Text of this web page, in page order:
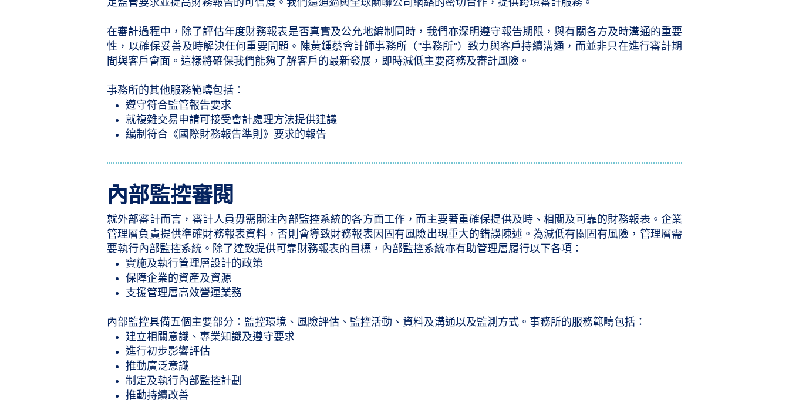
足監管要求並提高財務報告的可信度。我們還通過與全球關聯公司網絡的密切合作，提供跨境審計服務。
在審計過程中，除了評估年度財務報表是否真實及公允地編制同時，我們亦深明遵守報告期限，與有關各方及時溝通的重要
性，以確保妥善及時解決任何重要問題。陳黃鍾蔡會計師事務所（"事務所"）致力與客戶持續溝通，而並非只在進行審計期
間與客戶會面。這樣將確保我們能夠了解客戶的最新發展，即時減低主要商務及審計風險。
事務所的其他服務範疇包括：
遵守符合監管報告要求
就複雜交易申請可接受會計處理方法提供建議
編制符合《國際財務報告準則》要求的報告​
內部監控審閱
就外部審計而言，審計人員毋需關注內部監控系統的各方面工作，而主要著重確保提供及時、相關及可靠的財務報表。企業
管理層負責提供準確財務報表資料，否則會導致財務報表因固有風險出現重大的錯誤陳述。為減低有關固有風險，管理層需
要執行內部監控系統。除了達致提供可靠財務報表的目標，內部監控系統亦有助管理層履行以下各項：
實施及執行管理層設計的政策
保障企業的資產及資源
支援管理層高效營運業務
內部監控具備五個主要部分：監控環境、風險評估、監控活動、資料及溝通以及監測方式。事務所的服務範疇包括：
建立相關意識、專業知識及遵守要求
進行初步影響評估
推動廣泛意識
制定及執行內部監控計劃
推動持續改善